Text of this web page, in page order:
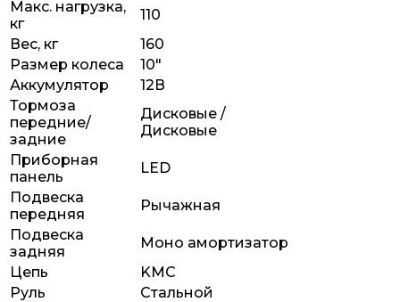
Макс. нагрузка,
кг
110
Вес, кг
160
Размер колеса
10″
Аккумулятор
12В
Тормоза
передние/
задние
Дисковые /
Дисковые
Приборная
панель
LED
Подвеска
передняя
Рычажная
Подвеска
задняя
Моно амортизатор
Цепь
KMC
Руль
Стальной